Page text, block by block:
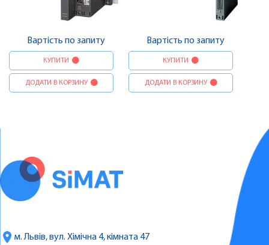
Вартість по запиту
КУПИТИ
ДОДАТИ В КОРЗИНУ
Вартість по запиту
КУПИТИ
ДОДАТИ В КОРЗИНУ
м. Львів, вул. Хімічна 4, кімната 47